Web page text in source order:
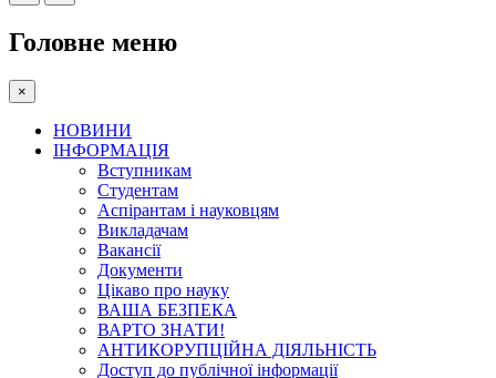
Головне меню
×
НОВИНИ
ІНФОРМАЦІЯ
Вступникам
Студентам
Аспірантам і науковцям
Викладачам
Вакансії
Документи
Цікаво про науку
ВАША БЕЗПЕКА
ВАРТО ЗНАТИ!
АНТИКОРУПЦІЙНА ДІЯЛЬНІСТЬ
Доступ до публічної інформації